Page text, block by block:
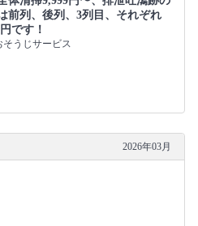
前列、後列、3列目、それぞれ
です！
そうじサービス
2026年03月